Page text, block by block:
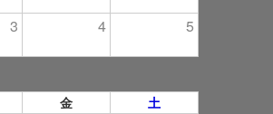
3 4 5
金 土